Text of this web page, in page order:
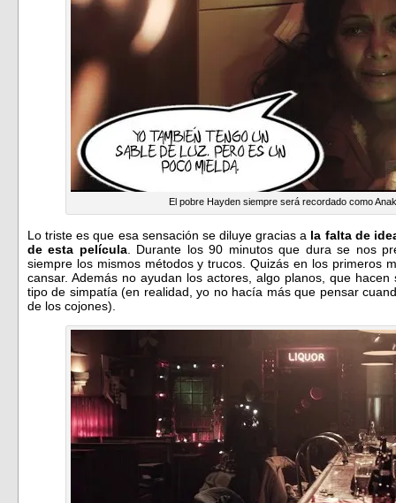
El pobre Hayden siempre será recordado como
Lo triste es que esa sensación se diluye gracias a la falta de
de esta película . Durante los 90 minutos que dura se nos
siempre los mismos métodos y trucos. Quizás en los primeros
cansar. Además no ayudan los actores, algo planos, que
tipo de simpatía (en realidad, yo no hacía más que pensar
de los cojones).